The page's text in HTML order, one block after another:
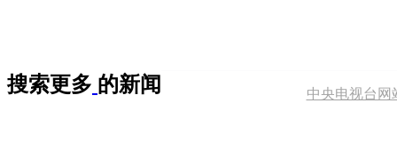
搜索更多 的新闻 中央电视台网